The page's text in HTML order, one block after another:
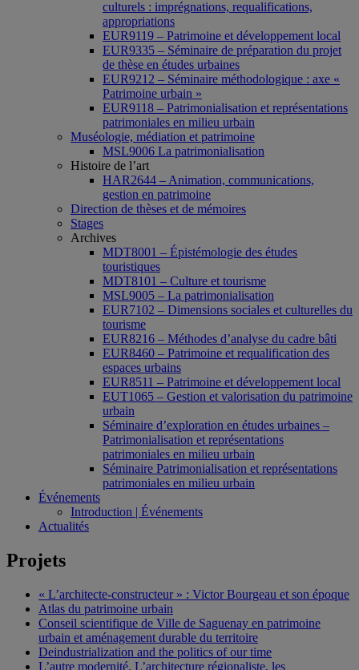
culturels : imprégnations, requalifications,
appropriations
EUR9119 – Patrimoine et développement local
EUR9335 – Séminaire de préparation du projet
de thèse en études urbaines
EUR9212 – Séminaire méthodologique : axe «
Patrimoine urbain »
EUR9118 – Patrimonialisation et représentations
patrimoniales en milieu urbain
Muséologie, médiation et patrimoine
MSL9006 La patrimonialisation
Histoire de l’art
HAR2644 – Animation, communications,
gestion en patrimoine
Direction de thèses et de mémoires
Stages
Archives
MDT8001 – Épistémologie des études
touristiques
MDT8101 – Culture et tourisme
MSL9005 – La patrimonialisation
EUR7102 – Dimensions sociales et culturelles du
tourisme
EUR8216 – Méthodes d’analyse du cadre bâti
EUR8460 – Patrimoine et requalification des
espaces urbains
EUR8511 – Patrimoine et développement local
EUT1065 – Gestion et valorisation du patrimoine
urbain
Séminaire d’exploration en études urbaines –
Patrimonialisation et représentations
patrimoniales en milieu urbain
Séminaire Patrimonialisation et représentations
patrimoniales en milieu urbain
Événements
Introduction | Événements
Actualités
Projets
« L’architecte-constructeur » : Victor Bourgeau et son époque
Atlas du patrimoine urbain
Conseil scientifique de Ville de Saguenay en patrimoine
urbain et aménagement durable du territoire
Deindustrialization and the politics of our time
L’autre modernité. L’architecture régionaliste, les